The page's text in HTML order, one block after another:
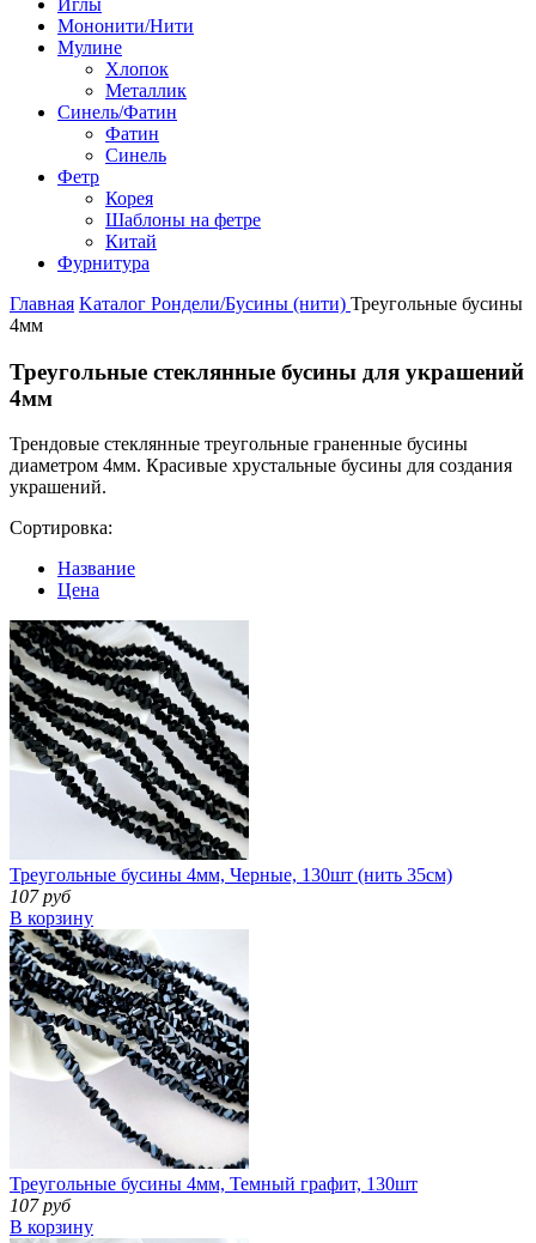
Иглы
Мононити/Нити
Мулине
Хлопок
Металлик
Синель/Фатин
Фатин
Синель
Фетр
Корея
Шаблоны на фетре
Китай
Фурнитура
Главная Kаталог Рондели/Бусины (нити) Треугольные бусины
4мм
Треугольные стеклянные бусины для украшений
4мм
Трендовые стеклянные треугольные граненные бусины
диаметром 4мм. Красивые хрустальные бусины для создания
украшений.
Сортировка:
Название
Цена
Треугольные бусины 4мм, Черные, 130шт (нить 35см)
107 руб
В корзину
Треугольные бусины 4мм, Темный графит, 130шт
107 руб
В корзину